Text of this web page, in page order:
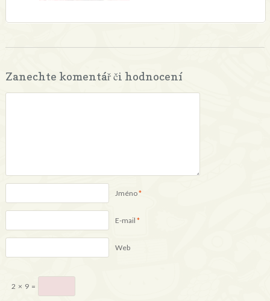
Zanechte komentář či hodnocení
Jméno*
E-mail *
Web
2 × 9 =